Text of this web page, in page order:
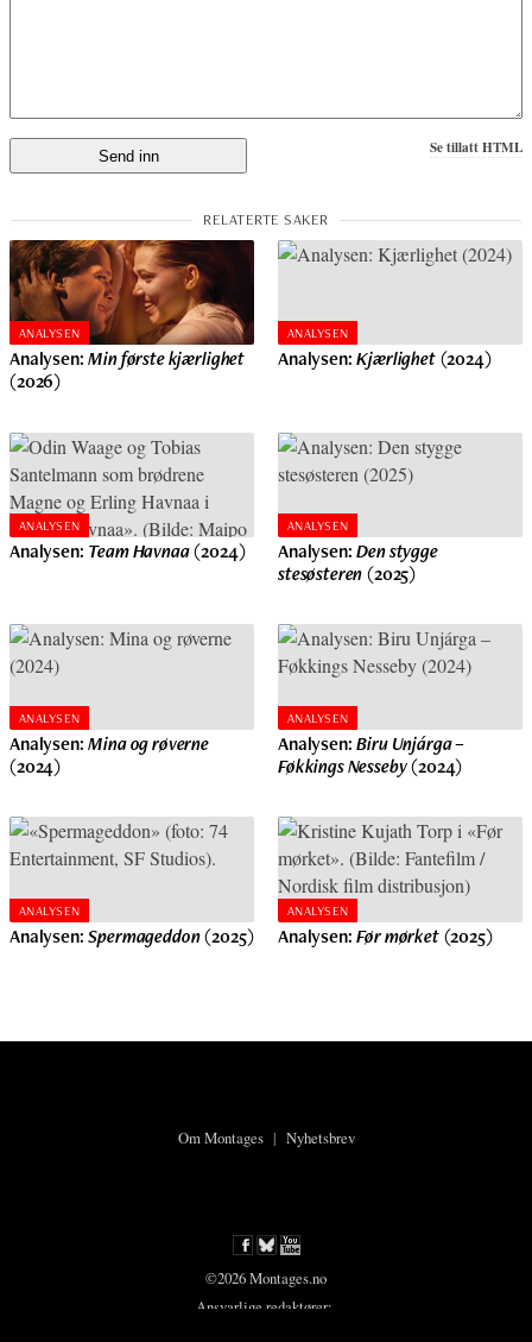
Se tillatt HTML
ANALYSEN
Analysen: Min første kjærlighet
(2026)
ANALYSEN
Analysen: Kjærlighet(2024)
ANALYSEN
Analysen: Team Havnaa(2024)
ANALYSEN
Analysen: Den stygge
stesøsteren(2025)
ANALYSEN
Analysen: Mina og røverne
(2024)
ANALYSEN
Analysen: Biru Unjárga –
Føkkings Nesseby(2024)
ANALYSEN
Analysen: Spermageddon(2025)
ANALYSEN
Analysen: Før mørket(2025)
Om Montages| Nyhetsbrev
©2026 Montages.no
Ansvarlige redaktører: